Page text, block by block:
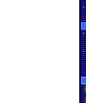
·
·
·